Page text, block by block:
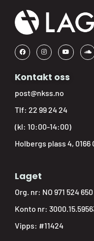
Kontakt oss
post@nkss.no
Tlf: 22 99 24 24
(kl: 10:00-14:00)
Holbergs plass 4, 0166
Laget
Org. nr: NO 971 524 650
Konto nr:
Vipps: #11424